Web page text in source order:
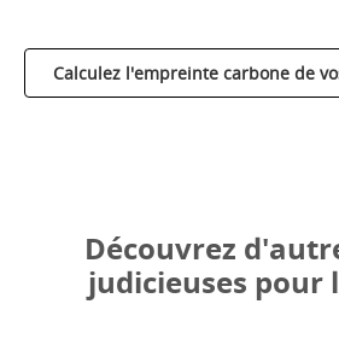
Calculez l'empreinte carbone de
Découvrez
judicieuses pour